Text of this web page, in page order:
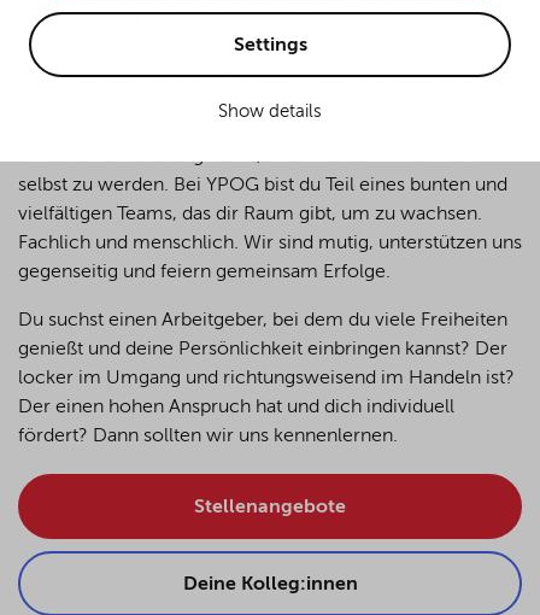
• Track your online behavior for targeted advertising
purposes.
Alternatively, click "Accept only technically necessary"
By clicking on "Settings", you can individualize your
choice of optional cookies. You can revoke or change
your consent or selection at any time by clicking on the
cookiebutton at the bottom of our website.
For more details, see the cookie settings and our
Settings
Show details
nachhaltigen Fortschritt unserer Gesellschaft optimal
durch unsere Beratung zu unterstützen. Wir arbeiten agil
und denken „digital first”. Veränderung sehen wir als
selbst zu werden. Bei YPOG bist du Teil eines bunten und
vielfältigen Teams, das dir Raum gibt, um zu wachsen.
Fachlich und menschlich. Wir sind mutig, unterstützen uns
gegenseitig und feiern gemeinsam Erfolge.
Du suchst einen Arbeitgeber, bei dem du viele Freiheiten
genießt und deine Persönlichkeit einbringen kannst? Der
locker im Umgang und richtungsweisend im Handeln ist?
Der einen hohen Anspruch hat und dich individuell
fördert? Dann sollten wir uns kennenlernen.
Stellenangebote
Deine Kolleg:innen